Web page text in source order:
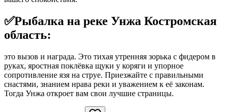
✅Рыбалка на реке Унжа Костромская
область:
это вызов и награда. Это тихая утренняя зорька с фидером в
руках, яростная поклёвка щуки у коряги и упорное
сопротивление язя на струе. Приезжайте с правильными
снастями, знанием нрава реки и уважением к её законам.
Тогда Унжа откроет вам свои лучшие страницы.